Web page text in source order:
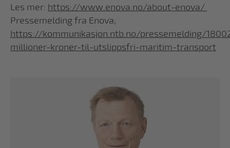
Les mer: https://www.enova.no/about-enova/
Pressemelding fra Enova;
https://kommunikasjon.ntb.no/pressemelding/
millioner-kroner-til-utslippsfri-maritim-transport